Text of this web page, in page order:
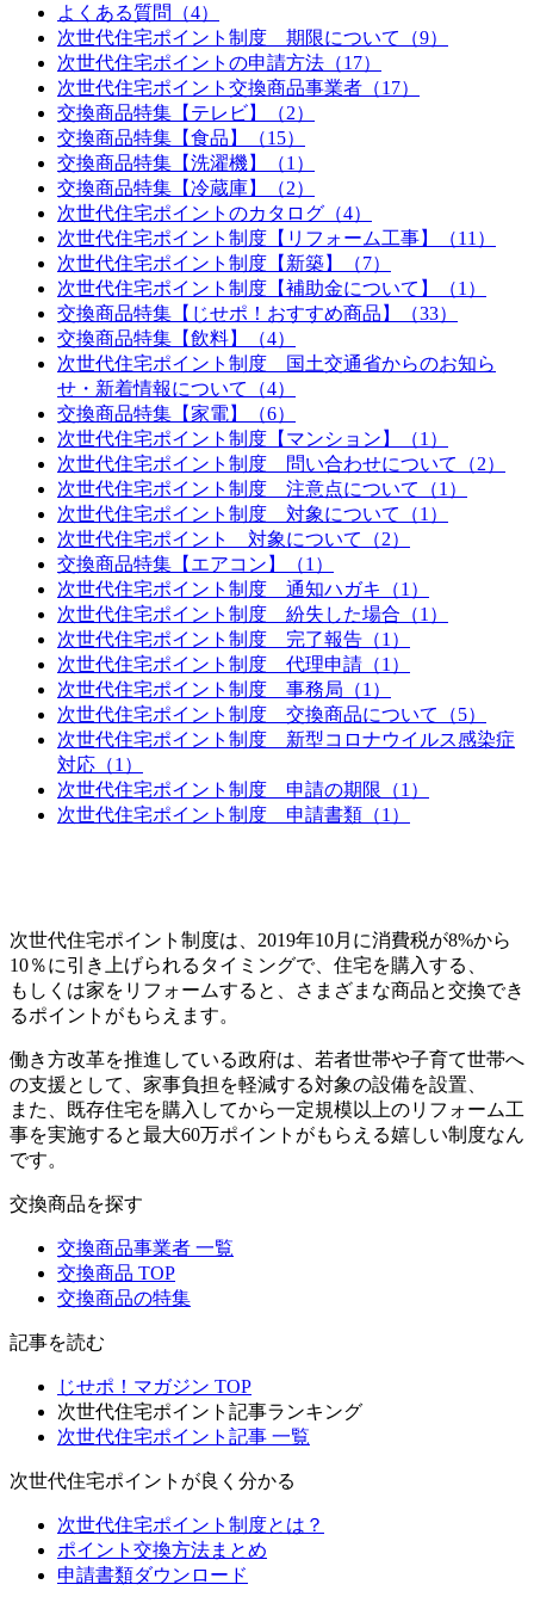
よくある質問（4）
次世代住宅ポイント制度 期限について（9）
次世代住宅ポイントの申請方法（17）
次世代住宅ポイント交換商品事業者（17）
交換商品特集【テレビ】（2）
交換商品特集【食品】（15）
交換商品特集【洗濯機】（1）
交換商品特集【冷蔵庫】（2）
次世代住宅ポイントのカタログ（4）
次世代住宅ポイント制度【リフォーム工事】（11）
次世代住宅ポイント制度【新築】（7）
次世代住宅ポイント制度【補助金について】（1）
交換商品特集【じせポ！おすすめ商品】（33）
交換商品特集【飲料】（4）
次世代住宅ポイント制度 国土交通省からのお知ら
せ・新着情報について（4）
交換商品特集【家電】（6）
次世代住宅ポイント制度【マンション】（1）
次世代住宅ポイント制度 問い合わせについて（2）
次世代住宅ポイント制度 注意点について（1）
次世代住宅ポイント制度 対象について（1）
次世代住宅ポイント 対象について（2）
交換商品特集【エアコン】（1）
次世代住宅ポイント制度 通知ハガキ（1）
次世代住宅ポイント制度 紛失した場合（1）
次世代住宅ポイント制度 完了報告（1）
次世代住宅ポイント制度 代理申請（1）
次世代住宅ポイント制度 事務局（1）
次世代住宅ポイント制度 交換商品について（5）
次世代住宅ポイント制度 新型コロナウイルス感染症
対応（1）
次世代住宅ポイント制度 申請の期限（1）
次世代住宅ポイント制度 申請書類（1）
次世代住宅ポイント制度は、2019年10月に消費税が8%から
10％に引き上げられるタイミングで、住宅を購入する、
もしくは家をリフォームすると、さまざまな商品と交換でき
るポイントがもらえます。
働き方改革を推進している政府は、若者世帯や子育て世帯へ
の支援として、家事負担を軽減する対象の設備を設置、
また、既存住宅を購入してから一定規模以上のリフォーム工
事を実施すると最大60万ポイントがもらえる嬉しい制度なん
です。
交換商品を探す
交換商品事業者 一覧
交換商品 TOP
交換商品の特集
記事を読む
じせポ！マガジン TOP
次世代住宅ポイント記事ランキング
次世代住宅ポイント記事 一覧
次世代住宅ポイントが良く分かる
次世代住宅ポイント制度とは？
ポイント交換方法まとめ
申請書類ダウンロード